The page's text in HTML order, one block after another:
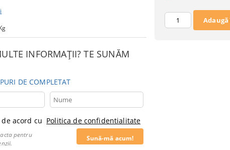
INFORMAȚII? TE SUNĂM
DE COMPLETAT
acord cu Politica de confidentialitate
pentru